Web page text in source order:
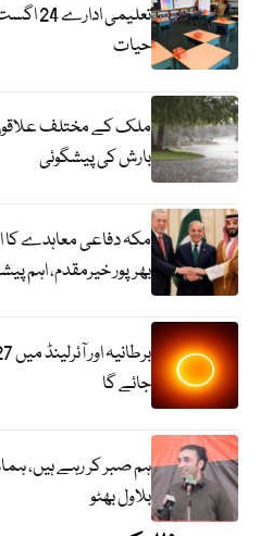
تعلیمی
حیات
ملک کے مختلف
بارش کی پیشگوئی
مکہ دفاعی معاہدے
بھرپور خیرمقدم، اہم
جائے گا
ہم صبر کر رہے ہیں،
بلاول بھٹو